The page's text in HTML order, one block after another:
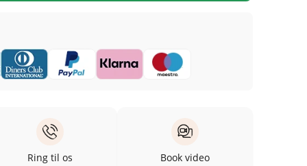
Ring til os
Book video